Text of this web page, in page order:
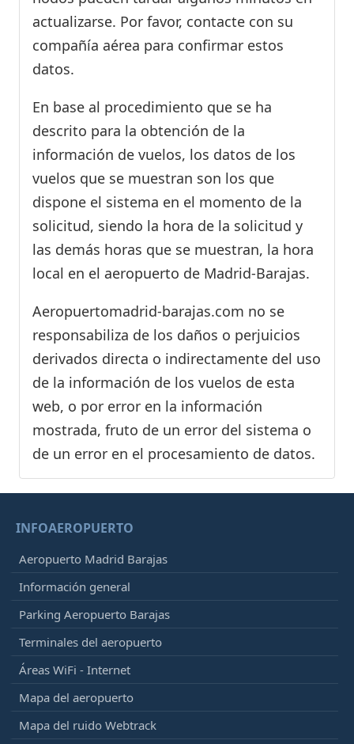
actualizarse. Por favor, contacte con su
compañía aérea para confirmar estos
datos.
En base al procedimiento que se ha
descrito para la obtención de la
información de vuelos, los datos de los
vuelos que se muestran son los que
dispone el sistema en el momento de la
solicitud, siendo la hora de la solicitud y
las demás horas que se muestran, la hora
local en el aeropuerto de Madrid-Barajas.
Aeropuertomadrid-barajas.com no se
responsabiliza de los daños o perjuicios
derivados directa o indirectamente del uso
de la información de los vuelos de esta
web, o por error en la información
mostrada, fruto de un error del sistema o
de un error en el procesamiento de datos.
INFOAEROPUERTO
Aeropuerto Madrid Barajas
Información general
Parking Aeropuerto Barajas
Terminales del aeropuerto
Áreas WiFi - Internet
Mapa del aeropuerto
Mapa del ruido Webtrack